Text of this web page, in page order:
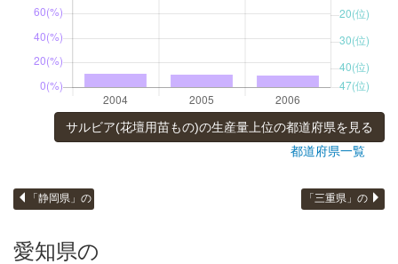
サルビア(花壇用苗もの)の生産量上位の都道府県を見る
都道府県一覧
「静岡県」の 「三重県」の
愛知県の